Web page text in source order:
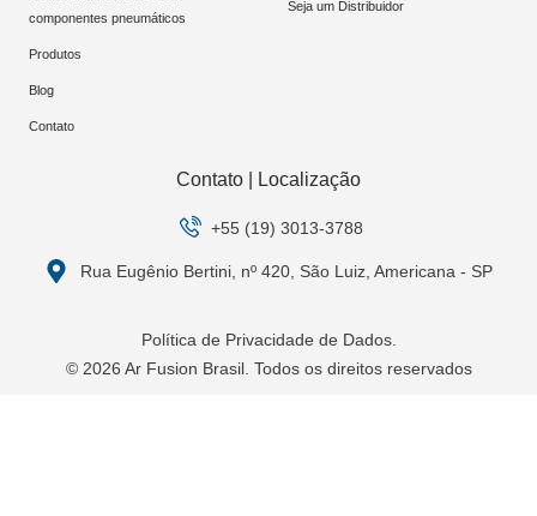
componentes pneumáticos
Produtos
Blog
Contato
Seja um Distribuidor
Contato | Localização
+55 (19) 3013-3788
Rua Eugênio Bertini, nº 420, São Luiz, Americana - SP
Política de Privacidade de Dados.
© 2026 Ar Fusion Brasil. Todos os direitos reservados